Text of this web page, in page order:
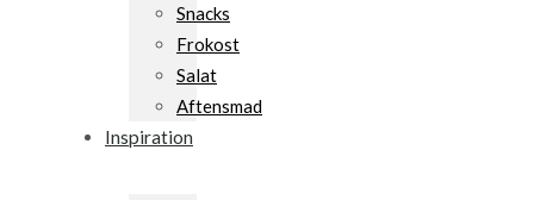
Snacks
Frokost
Salat
Aftensmad
Inspiration